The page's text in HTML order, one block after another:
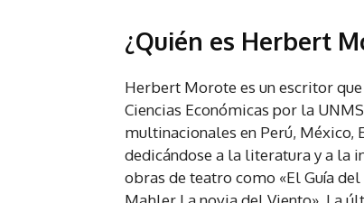
¿Quién es Herbert
Herbert Morote es un escritor
Ciencias Económicas por la
multinacionales en Perú, México,
dedicándose a la literatura y a la
obras de teatro como «El Guía